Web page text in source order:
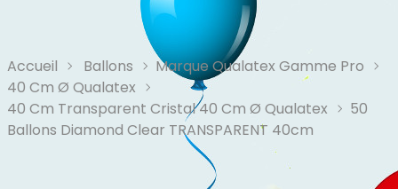
Accueil Ballons
Marque Qualatex Gamme Pro
40 Cm Ø Qualatex
40 Cm Transparent Cristal 40 Cm Ø Qualatex
50
Ballons Diamond Clear TRANSPARENT 40cm